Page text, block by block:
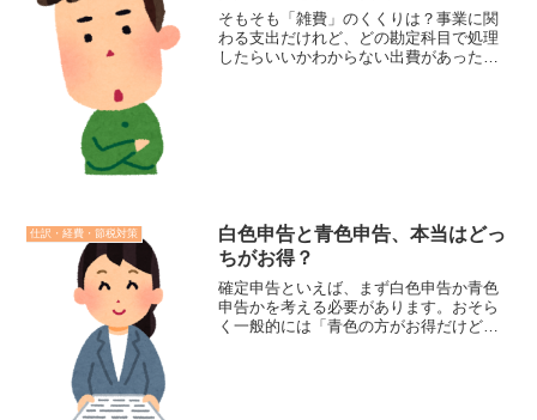
そもそも「雑費」のくくりは？事業に関
わる支出だけれど、どの勘定科目で処理
したらいいかわからない出費があったと
仕訳・経費・節税対策
白色申告と青色申告、本当はどっ
ちがお得？
確定申告といえば、まず白色申告か青色
申告かを考える必要があります。おそら
く一般的には「青色の方がお得だけど手